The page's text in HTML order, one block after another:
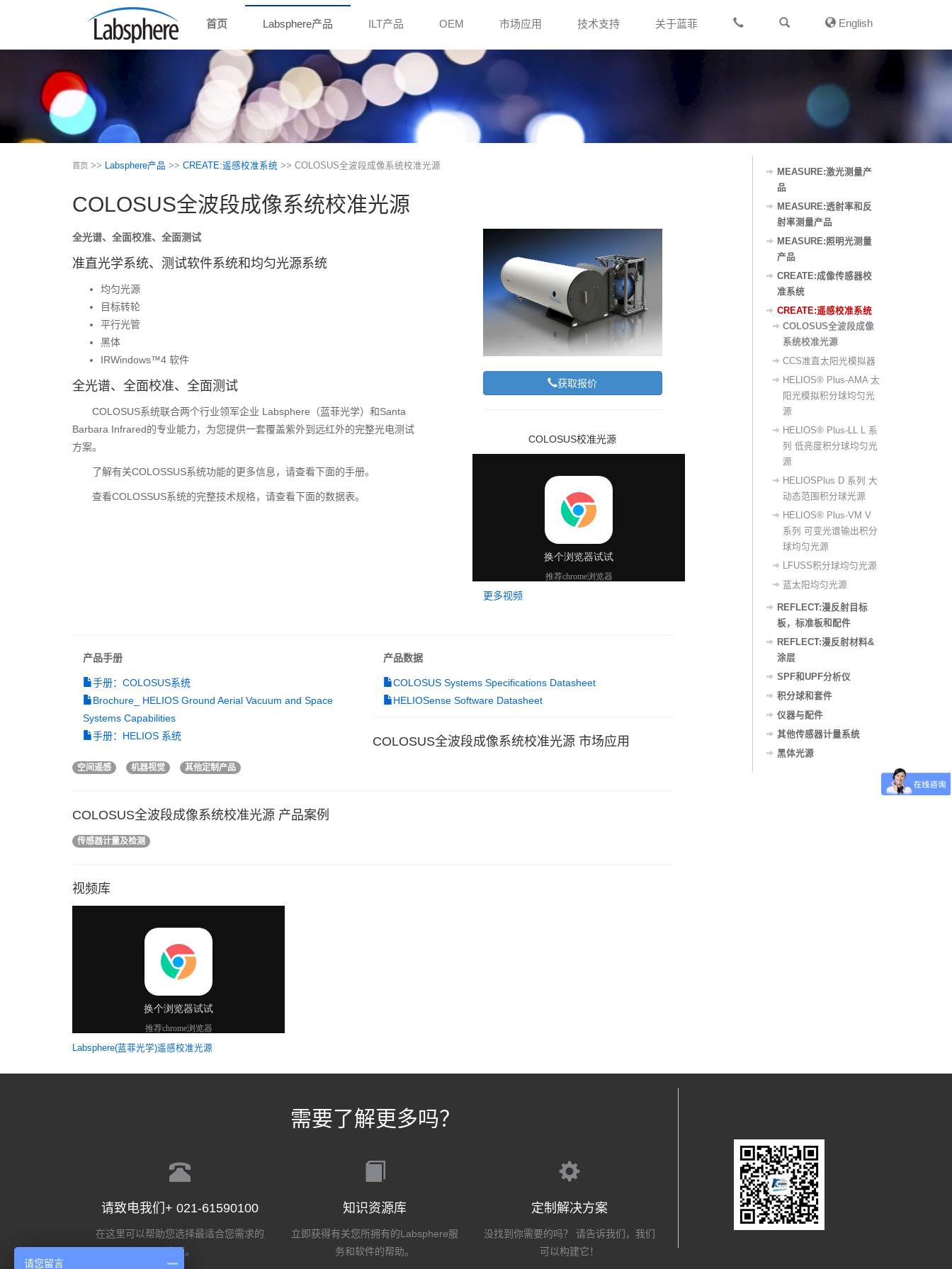
首页 Labsphere产品 ILT产品 OEM 市场应用 技术支持 关于蓝菲 English
首页 >> Labsphere产品 >> CREATE:遥感校准系统 >> COLOSUS全波段成像系统校准光源
COLOSUS全波段成像系统校准光源
获取报价
COLOSUS校准光源
更多视频
全光谱、全面校准、全面测试
准直光学系统、测试软件系统和均匀光源系统
均匀光源
目标转轮
平行光管
黑体
IRWindows™4 软件
全光谱、全面校准、全面测试
COLOSUS系统联合两个行业领军企业 Labsphere（蓝菲光学）和Santa
Barbara Infrared的专业能力，为您提供一套覆盖紫外到远红外的完整光电测试
方案。
了解有关COLOSSUS系统功能的更多信息，请查看下面的手册。
查看COLOSSUS系统的完整技术规格，请查看下面的数据表。
产品手册
手册：COLOSUS系统
Brochure_ HELIOS Ground Aerial Vacuum and Space
Systems Capabilities
手册：HELIOS 系统
产品数据
COLOSUS Systems Specifications Datasheet
HELIOSense Software Datasheet
COLOSUS全波段成像系统校准光源 市场应用
空间遥感 机器视觉 其他定制产品
COLOSUS全波段成像系统校准光源 产品案例
传感器计量及检测
视频库
Labsphere(蓝菲光学)遥感校准光源
MEASURE:激光测量产
品
MEASURE:透射率和反
射率测量产品
MEASURE:照明光测量
产品
CREATE:成像传感器校
准系统
CREATE:遥感校准系统
COLOSUS全波段成像
系统校准光源
CCS准直太阳光模拟器
HELIOS® Plus-AMA 太
阳光模拟积分球均匀光
源
HELIOS® Plus-LL L 系
列 低亮度积分球均匀光
源
HELIOSPlus D 系列 大
动态范围积分球光源
HELIOS® Plus-VM V
系列 可变光谱输出积分
球均匀光源
LFUSS积分球均匀光源
蓝太阳均匀光源
REFLECT:漫反射目标
板，标准板和配件
REFLECT:漫反射材料&
涂层
SPF和UPF分析仪
积分球和套件
仪器与配件
其他传感器计量系统
黑体光源
需要了解更多吗？
请致电我们+ 021-61590100
在这里可以帮助您选择最适合您需求的
选项。
知识资源库
立即获得有关您所拥有的Labsphere服
务和软件的帮助。
定制解决方案
没找到你需要的吗？ 请告诉我们，我们
可以构建它！
请您留言